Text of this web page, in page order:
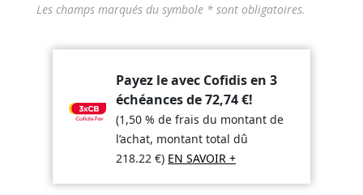
Les champs marqués du symbole * sont obligatoires.
Payez le avec Cofidis en 3
échéances de72,74€!
(1,50 % de frais du montant de
l’achat, montant total dû
218.22€) EN SAVOIR +